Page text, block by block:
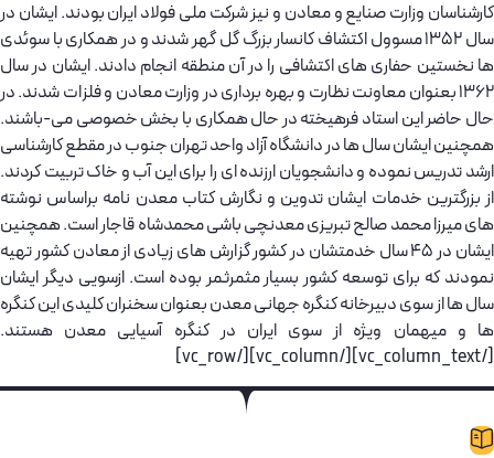
وزارت صنایع و معادن و نیز شرکت ملی فولاد ایران بودند. ایشان در
سال 1352 مسوول اکتشاف کانسار بزرگ گل گهر شدند و در همکاری با سوئدی
نخستین حفاری های اکتشافی را در آن منطقه انجام دادند. ایشان در سال
1362 بعنوان معاونت نظارت و بهره برداری در وزارت معادن و فلزات شدند. در
حاضر این استاد فرهیخته در حال همکاری با بخش خصوصی می-باشند.
ایشان سال ها در دانشگاه آزاد واحد تهران جنوب در مقطع کارشناسی
تدریس نموده و دانشجویان ارزنده ای را برای این آب و خاک تربیت کردند.
بزرگترین خدمات ایشان تدوین و نگارش کتاب معدن نامه براساس نوشته
میرزا محمد صالح تبریزی معدنچی باشی محمدشاه قاجار است. همچنین
ایشان در 45 سال خدمتشان در کشور گزارش های زیادی از معادن کشور تهیه
که برای توسعه کشور بسیار مثمرثمر بوده است. ازسویی دیگر ایشان
ها از سوی دبیرخانه کنگره جهانی معدن بعنوان سخنران کلیدی این کنگره
و میهمان ویژه از سوی ایران در کنگره آسیایی معدن هستند.
[/